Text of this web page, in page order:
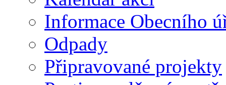
Informace Obecního
Odpady
Připravované projekty